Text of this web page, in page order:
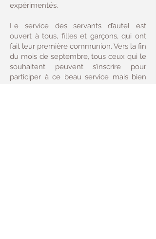
expérimentés.
Le service des servants d’autel est
ouvert à tous, filles et garçons, qui ont
fait leur première communion. Vers la fin
du mois de septembre, tous ceux qui le
souhaitent peuvent s’inscrire pour
participer à ce beau service mais bien